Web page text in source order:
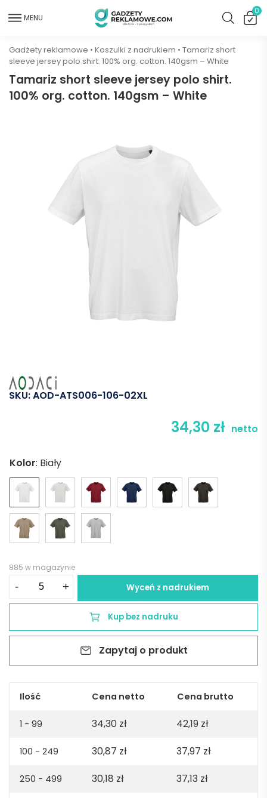
MENU
0
Gadżety reklamowe • Koszulki z nadrukiem • Tamariz short
sleeve jersey polo shirt. 100% org. cotton. 140gsm – White
Tamariz short sleeve jersey polo shirt.
100% org. cotton. 140gsm – White
SKU:AOD-ATS006-106-02XL
34,30 zł netto
Kolor: Biały
885 w magazynie
-
jersey
shirt.
org.
140gsm
White
+ Wyceń z nadrukiem
Kup bez nadruku
Zapytaj o produkt
Ilość Cena netto Cena brutto
1 - 99 34,30 zł 42,19 zł
100 - 249 30,87 zł 37,97 zł
250 - 499 30,18 zł 37,13 zł